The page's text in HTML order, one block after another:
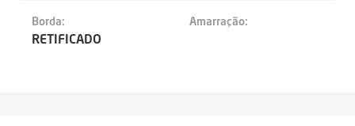
Borda:
RETIFICADO
Amarração: